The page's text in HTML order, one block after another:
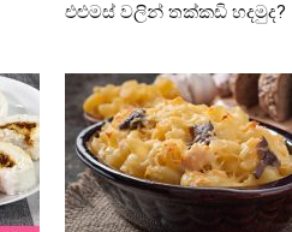
එළුමස් වලින් තක්කඩි හදමුද?